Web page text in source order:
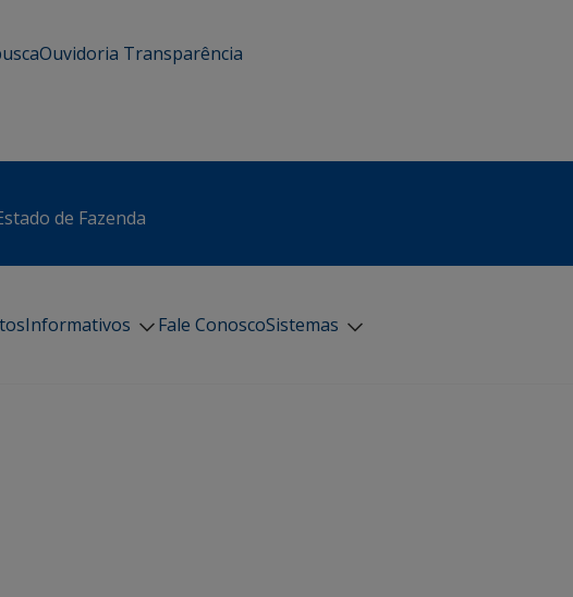
Ouvidoria Transparência
de Fazenda
Informativos Fale ConoscoSistemas